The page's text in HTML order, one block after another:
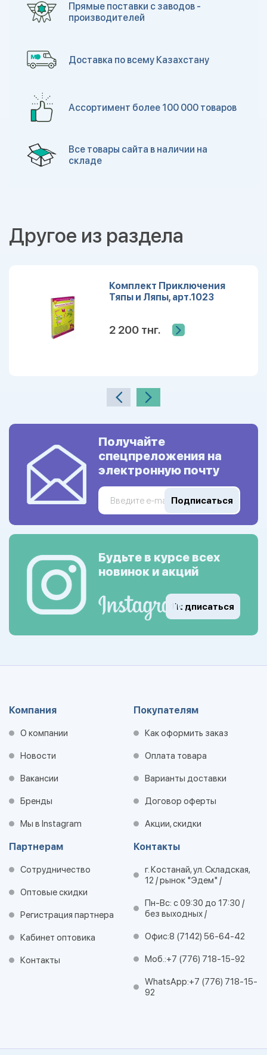
Прямые поставки с заводов -
производителей
Доставка по всему Казахстану
Ассортимент более 100 000 товаров
Все товары сайта в наличии на
складе
Другое из раздела
Комплект Приключения
Тяпы и Ляпы, арт.1023
2 200 тнг.
Получайте
спецпреложения на
электронную почту
Подписаться
Будьте в курсе всех
новинок и акций
Подписаться
Компания
О компании
Новости
Вакансии
Бренды
Мы в Instagram
Покупателям
Как оформить заказ
Оплата товара
Варианты доставки
Договор оферты
Акции, скидки
Партнерам
Сотрудничество
Оптовые скидки
Регистрация партнера
Кабинет оптовика
Контакты
Контакты
г. Костанай, ул. Складская,
12 / рынок "Эдем" /
Пн-Вс: с 09:30 до 17:30 /
без выходных /
Офис:8 (7142) 56-64-42
Моб.:+7 (776) 718-15-92
WhatsApp:+7 (776) 718-15-
92